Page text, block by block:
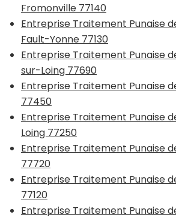
Fromonville 77140
Entreprise Traitement Punaise
Fault-Yonne 77130
Entreprise Traitement Punaise
sur-Loing 77690
Entreprise Traitement Punaise
77450
Entreprise Traitement Punaise
Loing 77250
Entreprise Traitement Punaise
77720
Entreprise Traitement Punaise
77120
Entreprise Traitement Punaise